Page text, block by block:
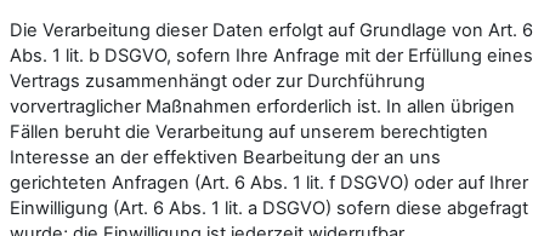
Die Verarbeitung dieser Daten erfolgt auf Grundlage von Art. 6
Abs. 1 lit. b DSGVO, sofern Ihre Anfrage mit der Erfüllung eines
Vertrags zusammenhängt oder zur Durchführung
vorvertraglicher Maßnahmen erforderlich ist. In allen übrigen
Fällen beruht die Verarbeitung auf unserem berechtigten
Interesse an der effektiven Bearbeitung der an uns
gerichteten Anfragen (Art. 6 Abs. 1 lit. f DSGVO) oder auf Ihrer
Einwilligung (Art. 6 Abs. 1 lit. a DSGVO) sofern diese abgefragt